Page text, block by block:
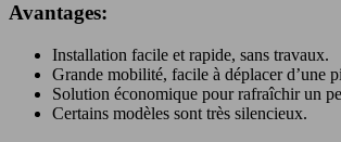
Avantages:
Installation facile et rapide, sans travaux.
Grande mobilité, facile à déplacer d’une
Solution économique pour rafraîchir un
Certains modèles sont très silencieux.